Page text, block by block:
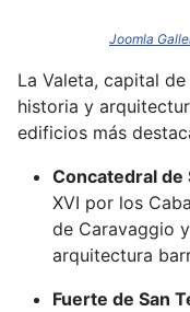
Joomla
La Valeta, capital
historia y
edificios más
Concatedral de
XVI por los
de Caravaggio
arquitectura
Fuerte de San